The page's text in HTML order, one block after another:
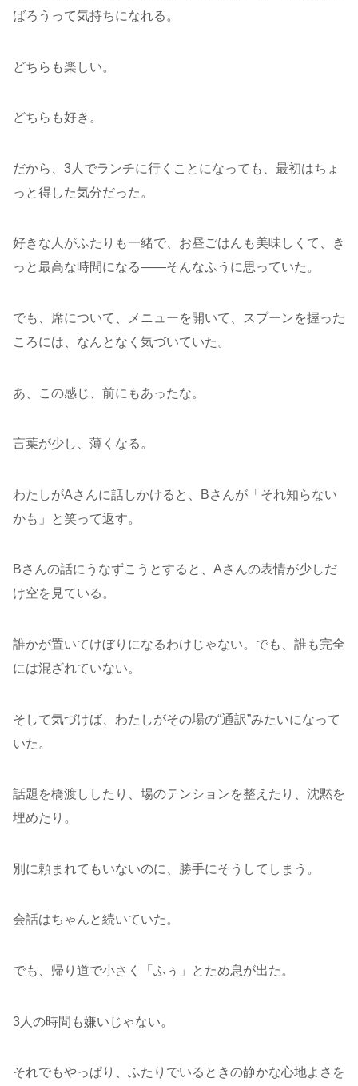
ばろうって気持ちになれる。
どちらも楽しい。
どちらも好き。
だから、3人でランチに行くことになっても、最初はちょ
っと得した気分だった。
好きな人がふたりも一緒で、お昼ごはんも美味しくて、き
っと最高な時間になる——そんなふうに思っていた。
でも、席について、メニューを開いて、スプーンを握った
ころには、なんとなく気づいていた。
あ、この感じ、前にもあったな。
言葉が少し、薄くなる。
わたしがAさんに話しかけると、Bさんが「それ知らない
かも」と笑って返す。
Bさんの話にうなずこうとすると、Aさんの表情が少しだ
け空を見ている。
誰かが置いてけぼりになるわけじゃない。でも、誰も完全
には混ざれていない。
そして気づけば、わたしがその場の“通訳”みたいになって
いた。
話題を橋渡ししたり、場のテンションを整えたり、沈黙を
埋めたり。
別に頼まれてもいないのに、勝手にそうしてしまう。
会話はちゃんと続いていた。
でも、帰り道で小さく「ふぅ」とため息が出た。
3人の時間も嫌いじゃない。
それでもやっぱり、ふたりでいるときの静かな心地よさを